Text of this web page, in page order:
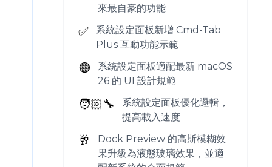
來最自豪的功能
✅
系統設定面板新增 Cmd-Tab
Plus 互動功能示範
🟢
系統設定面板適配最新 macOS
26 的 UI 設計規範
🧑🏻‍🔧
系統設定面板優化邏輯，
提高載入速度
🥂
Dock Preview 的高斯模糊效
果升級為液態玻璃效果，並適